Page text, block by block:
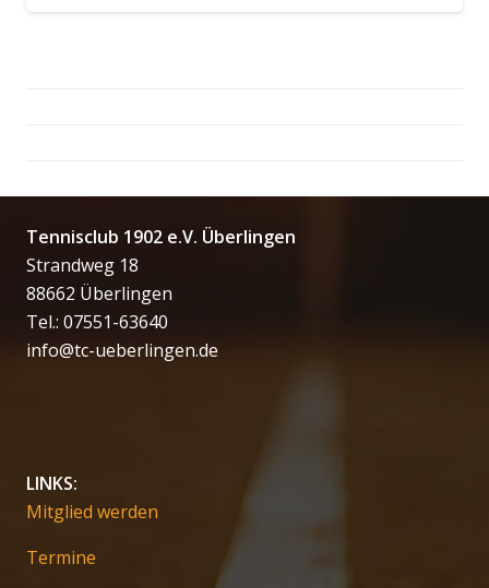
Tennisclub 1902 e.V. Überlingen
Strandweg 18
88662 Überlingen
Tel.: 07551-63640
info@tc-ueberlingen.de
LINKS:
Mitglied werden
Termine